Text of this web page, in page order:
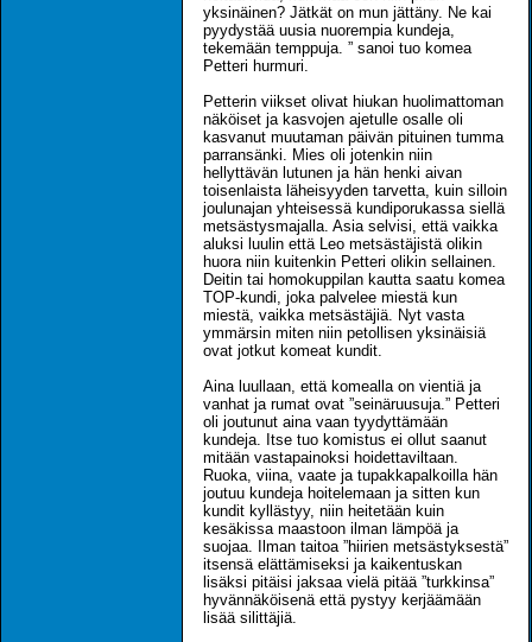
yksinäinen? Jätkät on mun jättäny. Ne kai
pyydystää uusia nuorempia kundeja,
tekemään temppuja. ” sanoi tuo komea
Petteri hurmuri.
Petterin viikset olivat hiukan huolimattoman
näköiset ja kasvojen ajetulle osalle oli
kasvanut muutaman päivän pituinen tumma
parransänki. Mies oli jotenkin niin
hellyttävän lutunen ja hän henki aivan
toisenlaista läheisyyden tarvetta, kuin silloin
joulunajan yhteisessä kundiporukassa siellä
metsästysmajalla. Asia selvisi, että vaikka
aluksi luulin että Leo metsästäjistä olikin
huora niin kuitenkin Petteri olikin sellainen.
Deitin tai homokuppilan kautta saatu komea
TOP-kundi, joka palvelee miestä kun
miestä, vaikka metsästäjiä. Nyt vasta
ymmärsin miten niin petollisen yksinäisiä
ovat jotkut komeat kundit.
Aina luullaan, että komealla on vientiä ja
vanhat ja rumat ovat ”seinäruusuja.” Petteri
oli joutunut aina vaan tyydyttämään
kundeja. Itse tuo komistus ei ollut saanut
mitään vastapainoksi hoidettaviltaan.
Ruoka, viina, vaate ja tupakkapalkoilla hän
joutuu kundeja hoitelemaan ja sitten kun
kundit kyllästyy, niin heitetään kuin
kesäkissa maastoon ilman lämpöä ja
suojaa. Ilman taitoa ”hiirien metsästyksestä”
itsensä elättämiseksi ja kaikentuskan
lisäksi pitäisi jaksaa vielä pitää ”turkkinsa”
hyvännäköisenä että pystyy kerjäämään
lisää silittäjiä.